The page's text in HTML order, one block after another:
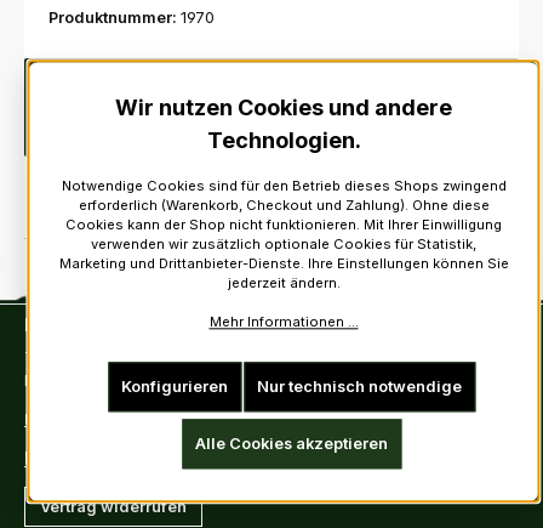
Produktnummer: 1970
besteht zu 100% Zinn und ist mit einer Antik-Silber-Politur
Tel: +49 (0)6222-388030
Fax: +49 (0)6222-388031
E-Mail: info@kiltsandmore.com
Vertrag widerrufen
Wir nutzen Cookies und andere
Technologien.
Notwendige Cookies sind für den Betrieb dieses Shops zwingend
erforderlich (Warenkorb, Checkout und Zahlung). Ohne diese
Cookies kann der Shop nicht funktionieren. Mit Ihrer Einwilligung
verwenden wir zusätzlich optionale Cookies für Statistik,
Marketing und Drittanbieter-Dienste. Ihre Einstellungen können Sie
jederzeit ändern.
Mehr Informationen ...
Nur technisch notwendige
Konfigurieren
Alle Cookies akzeptieren